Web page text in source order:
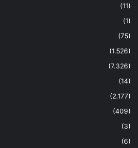
(11)
(1)
(75)
(1.526)
(7.326)
(14)
(2.177)
(409)
(3)
(6)